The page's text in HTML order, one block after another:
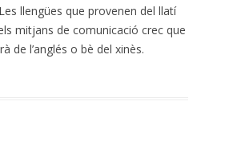
llengües que provenen del llatí
mitjans de comunicació crec que
de l’anglés o bè del xinès.